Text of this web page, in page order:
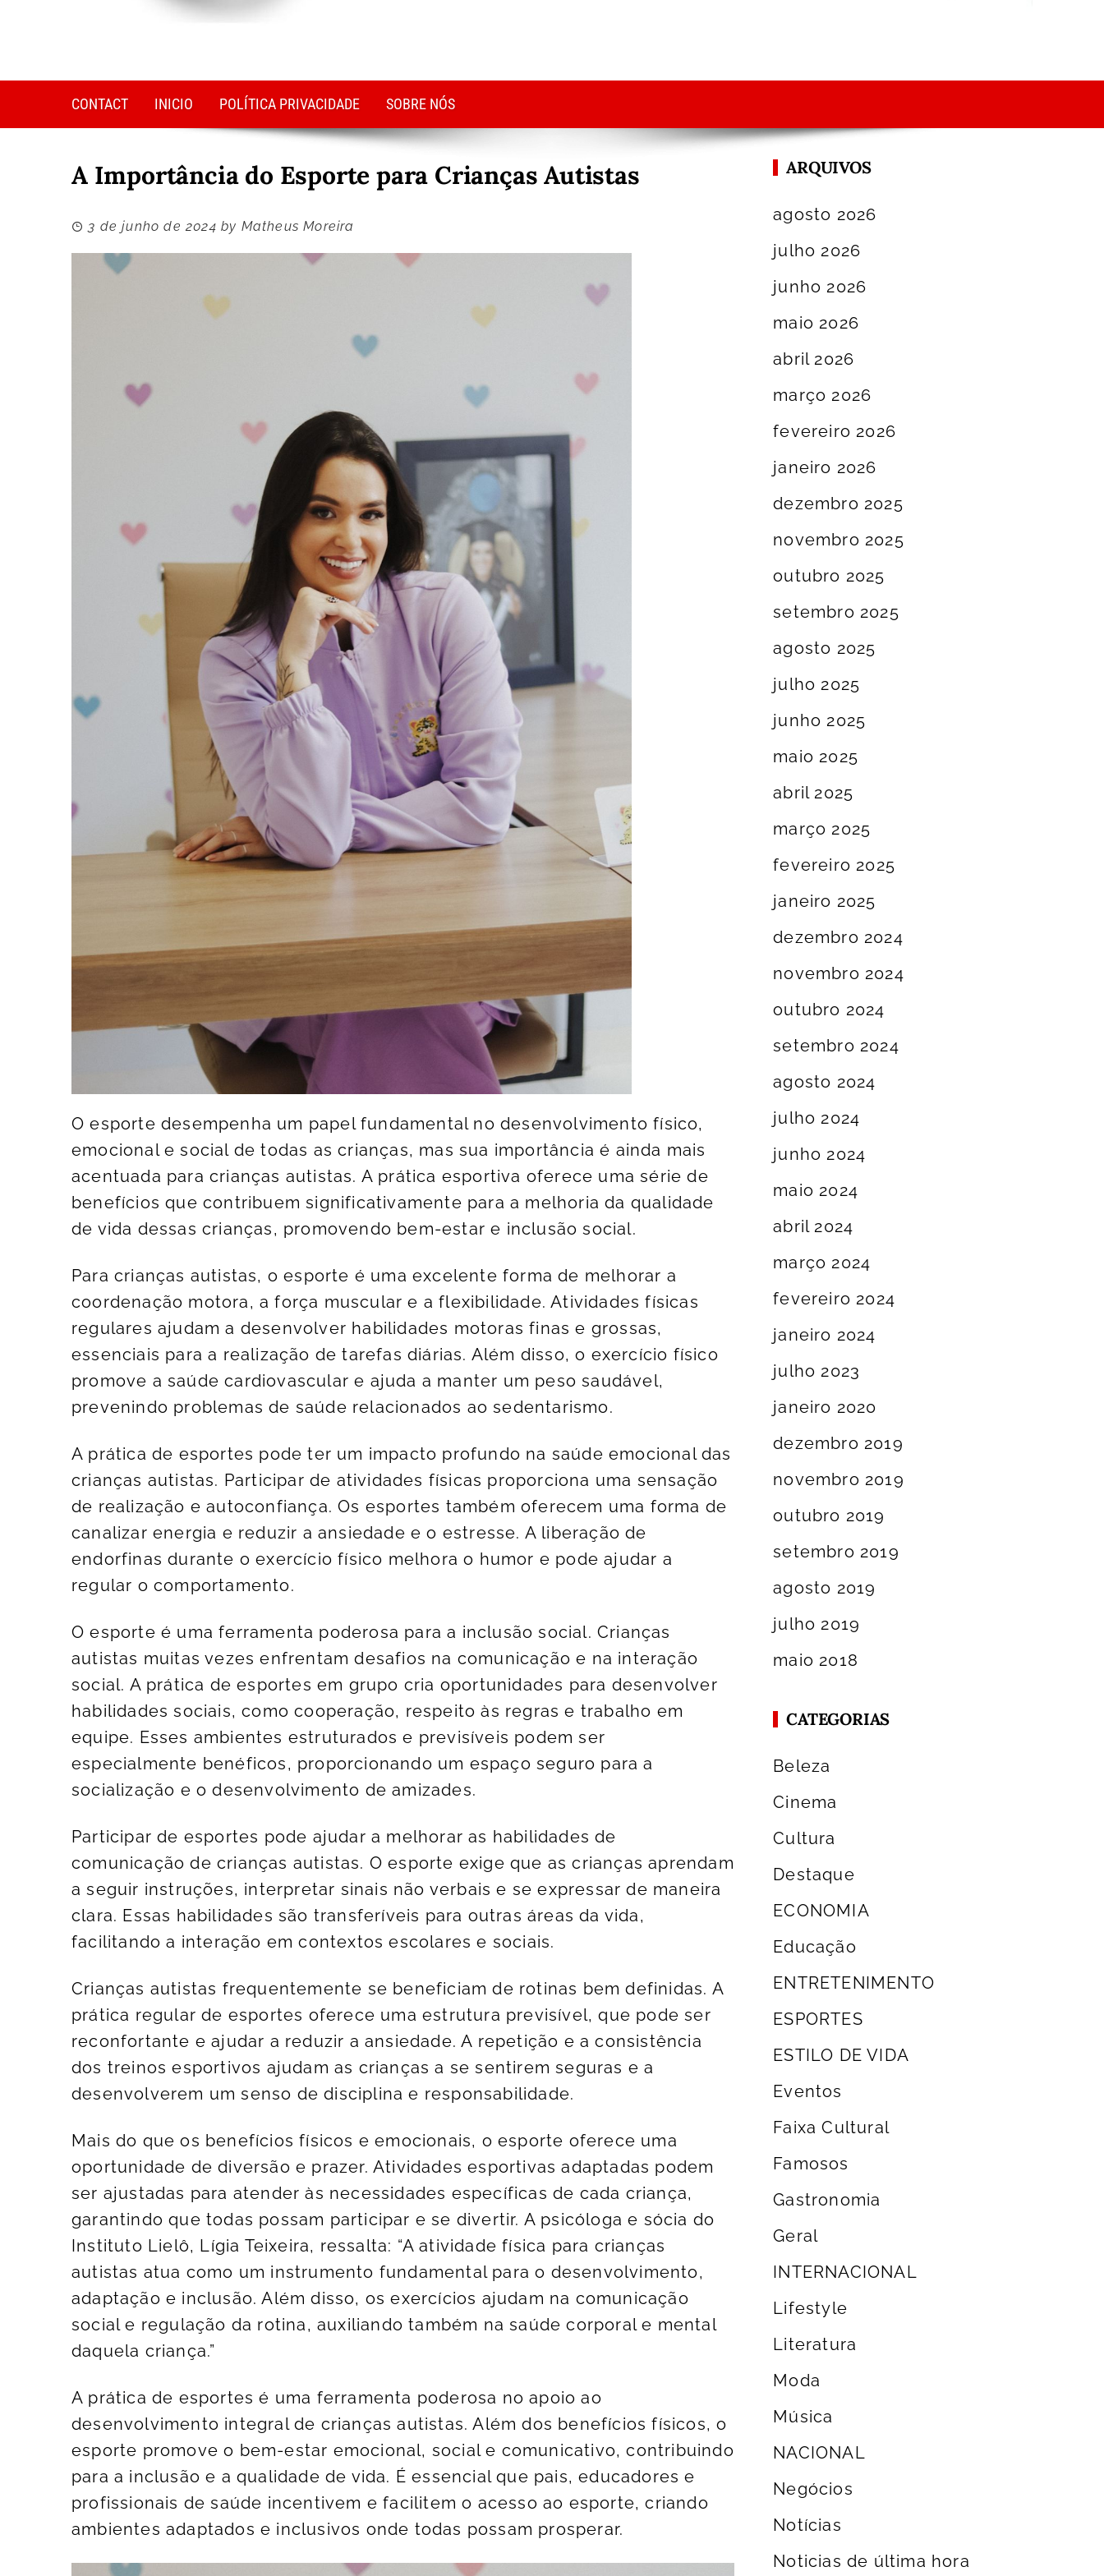
CONTACT INICIO POLÍTICA PRIVACIDADE SOBRE NÓS
A Importância do Esporte para Crianças Autistas
3 de junho de 2024 by Matheus Moreira
O esporte desempenha um papel fundamental no desenvolvimento físico,
emocional e social de todas as crianças, mas sua importância é ainda mais
acentuada para crianças autistas. A prática esportiva oferece uma série de
benefícios que contribuem significativamente para a melhoria da qualidade
de vida dessas crianças, promovendo bem-estar e inclusão social.
Para crianças autistas, o esporte é uma excelente forma de melhorar a
coordenação motora, a força muscular e a flexibilidade. Atividades físicas
regulares ajudam a desenvolver habilidades motoras finas e grossas,
essenciais para a realização de tarefas diárias. Além disso, o exercício físico
promove a saúde cardiovascular e ajuda a manter um peso saudável,
prevenindo problemas de saúde relacionados ao sedentarismo.
A prática de esportes pode ter um impacto profundo na saúde emocional das
crianças autistas. Participar de atividades físicas proporciona uma sensação
de realização e autoconfiança. Os esportes também oferecem uma forma de
canalizar energia e reduzir a ansiedade e o estresse. A liberação de
endorfinas durante o exercício físico melhora o humor e pode ajudar a
regular o comportamento.
O esporte é uma ferramenta poderosa para a inclusão social. Crianças
autistas muitas vezes enfrentam desafios na comunicação e na interação
social. A prática de esportes em grupo cria oportunidades para desenvolver
habilidades sociais, como cooperação, respeito às regras e trabalho em
equipe. Esses ambientes estruturados e previsíveis podem ser
especialmente benéficos, proporcionando um espaço seguro para a
socialização e o desenvolvimento de amizades.
Participar de esportes pode ajudar a melhorar as habilidades de
comunicação de crianças autistas. O esporte exige que as crianças aprendam
a seguir instruções, interpretar sinais não verbais e se expressar de maneira
clara. Essas habilidades são transferíveis para outras áreas da vida,
facilitando a interação em contextos escolares e sociais.
Crianças autistas frequentemente se beneficiam de rotinas bem definidas. A
prática regular de esportes oferece uma estrutura previsível, que pode ser
reconfortante e ajudar a reduzir a ansiedade. A repetição e a consistência
dos treinos esportivos ajudam as crianças a se sentirem seguras e a
desenvolverem um senso de disciplina e responsabilidade.
Mais do que os benefícios físicos e emocionais, o esporte oferece uma
oportunidade de diversão e prazer. Atividades esportivas adaptadas podem
ser ajustadas para atender às necessidades específicas de cada criança,
garantindo que todas possam participar e se divertir. A psicóloga e sócia do
Instituto Lielô, Lígia Teixeira, ressalta: “A atividade física para crianças
autistas atua como um instrumento fundamental para o desenvolvimento,
adaptação e inclusão. Além disso, os exercícios ajudam na comunicação
social e regulação da rotina, auxiliando também na saúde corporal e mental
daquela criança.”
A prática de esportes é uma ferramenta poderosa no apoio ao
desenvolvimento integral de crianças autistas. Além dos benefícios físicos, o
esporte promove o bem-estar emocional, social e comunicativo, contribuindo
para a inclusão e a qualidade de vida. É essencial que pais, educadores e
profissionais de saúde incentivem e facilitem o acesso ao esporte, criando
ambientes adaptados e inclusivos onde todas possam prosperar.
ARQUIVOS
agosto 2026
julho 2026
junho 2026
maio 2026
abril 2026
março 2026
fevereiro 2026
janeiro 2026
dezembro 2025
novembro 2025
outubro 2025
setembro 2025
agosto 2025
julho 2025
junho 2025
maio 2025
abril 2025
março 2025
fevereiro 2025
janeiro 2025
dezembro 2024
novembro 2024
outubro 2024
setembro 2024
agosto 2024
julho 2024
junho 2024
maio 2024
abril 2024
março 2024
fevereiro 2024
janeiro 2024
julho 2023
janeiro 2020
dezembro 2019
novembro 2019
outubro 2019
setembro 2019
agosto 2019
julho 2019
maio 2018
CATEGORIAS
Beleza
Cinema
Cultura
Destaque
ECONOMIA
Educação
ENTRETENIMENTO
ESPORTES
ESTILO DE VIDA
Eventos
Faixa Cultural
Famosos
Gastronomia
Geral
INTERNACIONAL
Lifestyle
Literatura
Moda
Música
NACIONAL
Negócios
Notícias
Noticias de última hora